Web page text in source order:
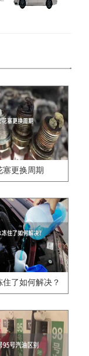
塞更换周期
住了如何解决？